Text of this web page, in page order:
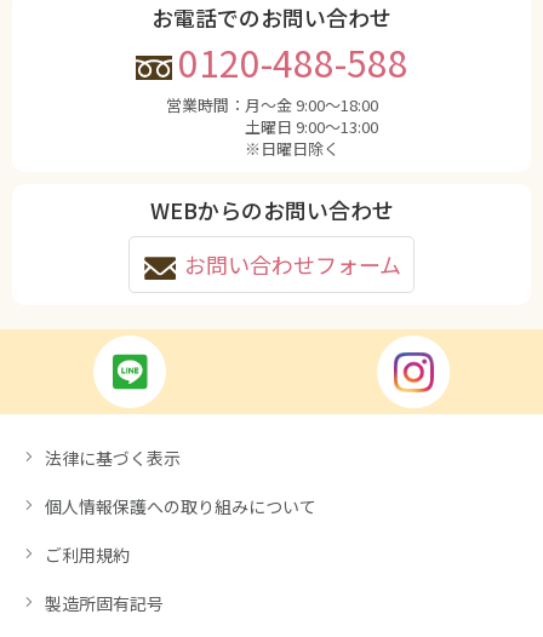
お電話でのお問い合わせ
0120-488-588
営業時間： 月〜金 9:00〜18:00
土曜日 9:00〜13:00
※日曜日除く
WEBからのお問い合わせ
お問い合わせフォーム
法律に基づく表示
個人情報保護への取り組みについて
ご利用規約
製造所固有記号